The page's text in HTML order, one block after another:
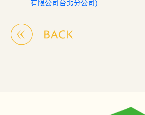
有限公司台北分公司)